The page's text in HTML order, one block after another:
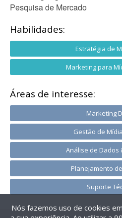
Pesquisa de Mercado
Habilidades:
Estratégia de
Marketing para
Áreas de interesse:
Marketing
Gestão de
Análise de Dados
Planejamento
Suporte
Nós fazemos uso de cookies